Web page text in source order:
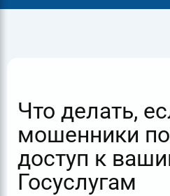
Что делать,
мошенники
доступ к
Госуслугам